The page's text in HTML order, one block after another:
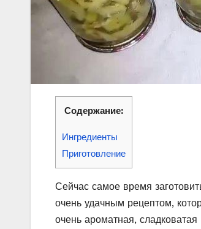
Содержание:
Ингредиенты
Приготовление
Сейчас самое время
очень удачным рецептом,
очень ароматная,